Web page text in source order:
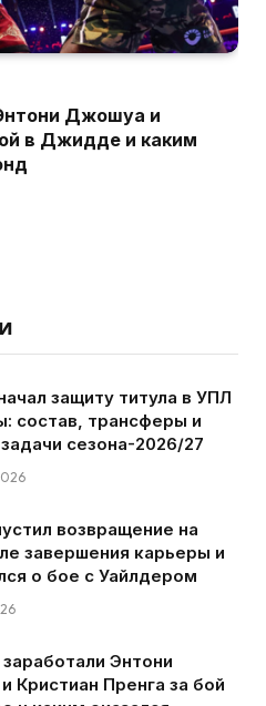
Джошуа и
в Джидде и каким
защиту титула в УПЛ
состав, трансферы и
сезона-2026/27
возвращение на
завершения карьеры и
о бое с Уайлдером
Энтони
Кристиан Пренга за бой